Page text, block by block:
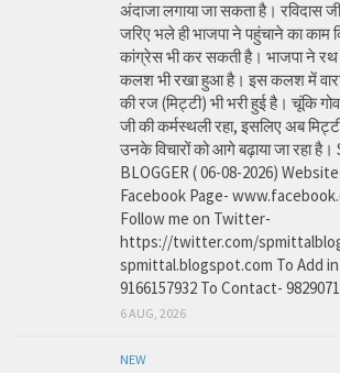
अंदाजा लगाया जा सकता है। रविदास
जरिए भले ही भाजपा ने पहुंचाने का काम
कांग्रेस भी कर सकती है। भाजपा ने रथ
कलश भी रखा हुआ है। इस कलश में
की रज (मिट्टी) भी भरी हुई है। चूंकि
जी की कर्मस्थली रहा, इसलिए अब
उनके विचारों को आगे बढ़ाया जा रहा है।
BLOGGER ( 06-08-2026)
Facebook Page-
Follow me on Twitter-
https://twitter.com/
spmittal.blogspot.com To Add
9166157932 To Contact-
6 AUG, 2026
NEW